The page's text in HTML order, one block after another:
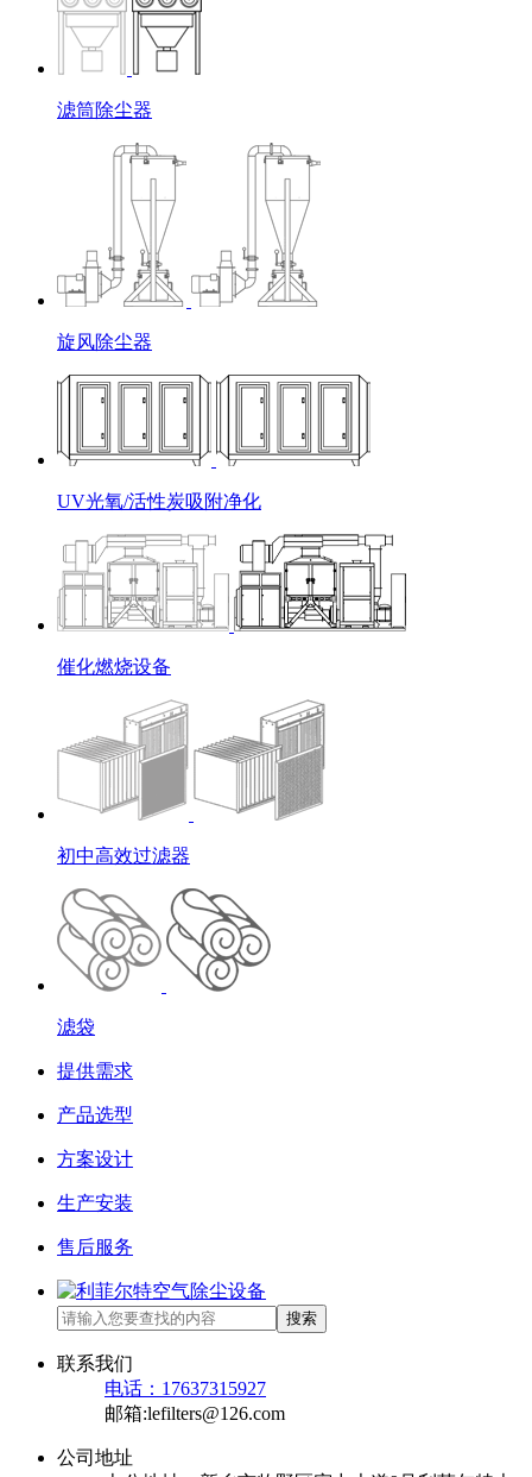
滤筒除尘器
旋风除尘器
UV光氧/活性炭吸附净化
催化燃烧设备
初中高效过滤器
滤袋
提供需求
产品选型
方案设计
生产安装
售后服务
搜索
联系我们
电话：17637315927
邮箱:lefilters@126.com
公司地址